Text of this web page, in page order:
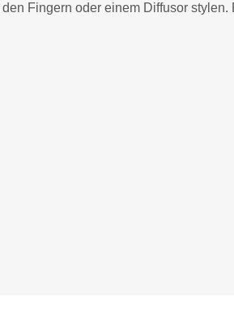
Fingern oder einem Diffusor